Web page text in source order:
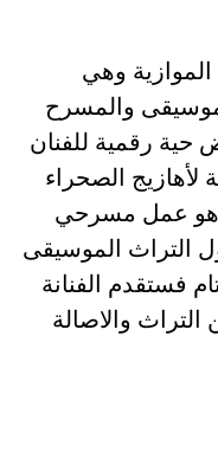
وهي
والمسرح
حية رقمية للفنان
الصحراء
عمل مسرحي
التراث الموسيقى
فستقدم الفنانة
والاصالة